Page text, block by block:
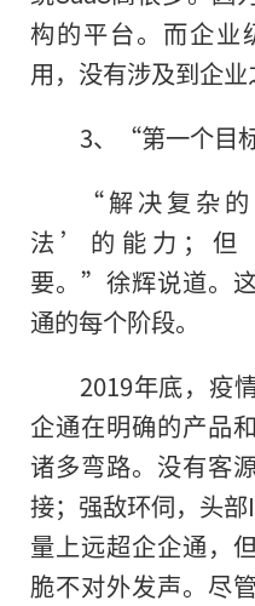
构的平台。而企业
用，没有涉及到企
3、“第一个目
“解决复杂
法’的能力；
要。”徐辉说道。
通的每个阶段。
2019年底，疫
企通在明确的产品
诸多弯路。没有客
接；强敌环伺，头
量上远超企企通，
脆不对外发声。尽